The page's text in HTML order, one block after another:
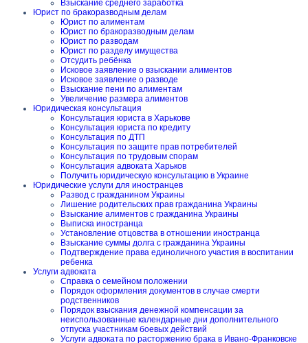
Взыскание среднего заработка
Юрист по бракоразводным делам
Юрист по алиментам
Юрист по бракоразводным делам
Юрист по разводам
Юрист по разделу имущества
Отсудить ребёнка
Исковое заявление о взыскании алиментов
Исковое заявление о разводе
Взыскание пени по алиментам
Увеличение размера алиментов
Юридическая консультация
Консультация юриста в Харькове
Консультация юриста по кредиту
Консультация по ДТП
Консультация по защите прав потребителей
Консультация по трудовым спорам
Консультация адвоката Харьков
Получить юридическую консультацию в Украине
Юридические услуги для иностранцев
Развод с гражданином Украины
Лишение родительских прав гражданина Украины
Взыскание алиментов с гражданина Украины
Выписка иностранца
Установление отцовства в отношении иностранца
Взыскание суммы долга с гражданина Украины
Подтверждение права единоличного участия в воспитании
ребенка
Услуги адвоката
Справка о семейном положении
Порядок оформления документов в случае смерти
родственников
Порядок взыскания денежной компенсации за
неиспользованные календарные дни дополнительного
отпуска участникам боевых действий
Услуги адвоката по расторжению брака в Ивано-Франковске